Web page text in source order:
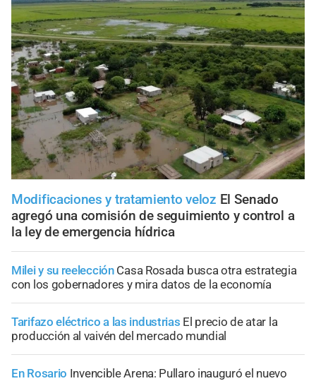
Modificaciones y tratamiento veloz El Senado
agregó una comisión de seguimiento y control a
la ley de emergencia hídrica
Milei y su reelección Casa Rosada busca otra estrategia
con los gobernadores y mira datos de la economía
Tarifazo eléctrico a las industrias El precio de atar la
producción al vaivén del mercado mundial
En Rosario Invencible Arena: Pullaro inauguró el nuevo